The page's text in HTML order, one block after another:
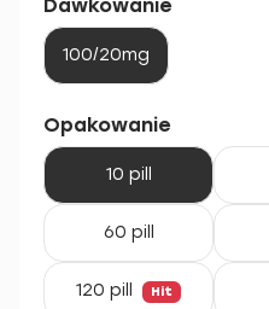
Dawkowanie
100/20mg
Opakowanie
10 pill
60 pill
120 pill Hit